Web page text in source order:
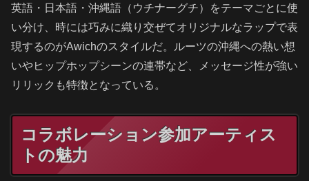
英語・日本語・沖縄語（ウチナーグチ）をテーマごとに使
い分け、時には巧みに織り交ぜてオリジナルなラップで表
現するのがAwichのスタイルだ。ルーツの沖縄への熱い想
いやヒップホップシーンの連帯など、メッセージ性が強い
リリックも特徴となっている。
コラボレーション参加アーティス
トの魅力